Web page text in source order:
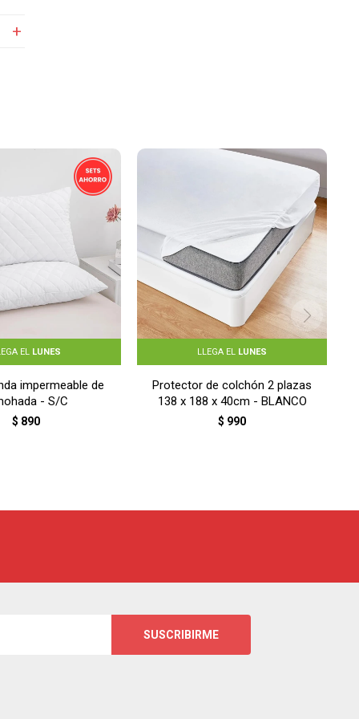
EL LUNES
impermeable de
- S/C
$ 890
LLEGA EL LUNES
Protector de colchón 2 plazas
138 x 188 x 40cm - BLANCO
$ 990
SUSCRIBIRME